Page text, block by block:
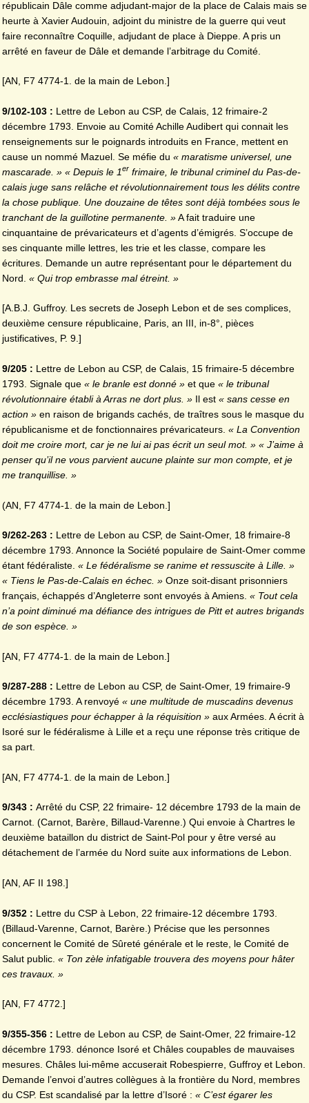
républicain Dâle comme adjudant-major de la place de Calais mais se
heurte à Xavier Audouin, adjoint du ministre de la guerre qui veut
faire reconnaître Coquille, adjudant de place à Dieppe. A pris un
arrêté en faveur de Dâle et demande l’arbitrage du Comité.
[AN, F7 4774-1. de la main de Lebon.]
9/102-103 : Lettre de Lebon au CSP, de Calais, 12 frimaire-2
décembre 1793. Envoie au Comité Achille Audibert qui connait les
renseignements sur le poignards introduits en France, mettent en
cause un nommé Mazuel. Se méfie du « maratisme universel, une
mascarade. » « Depuis le 1er frimaire, le tribunal criminel du Pas-de-
calais juge sans relâche et révolutionnairement tous les délits contre
la chose publique. Une douzaine de têtes sont déjà tombées sous le
tranchant de la guillotine permanente. »A fait traduire une
cinquantaine de prévaricateurs et d’agents d’émigrés. S’occupe de
ses cinquante mille lettres, les trie et les classe, compare les
écritures. Demande un autre représentant pour le département du
Nord. « Qui trop embrasse mal étreint. »
[A.B.J. Guffroy. Les secrets de Joseph Lebon et de ses complices,
deuxième censure républicaine, Paris, an III, in-8°, pièces
justificatives, P. 9.]
9/205 : Lettre de Lebon au CSP, de Calais, 15 frimaire-5 décembre
1793. Signale que « le branle est donné » et que « le tribunal
révolutionnaire établi à Arras ne dort plus. » Il est « sans cesse en
action » en raison de brigands cachés, de traîtres sous le masque du
républicanisme et de fonctionnaires prévaricateurs. « La Convention
doit me croire mort, car je ne lui ai pas écrit un seul mot. » « J’aime à
penser qu’il ne vous parvient aucune plainte sur mon compte, et je
me tranquillise. »
(AN, F7 4774-1. de la main de Lebon.]
9/262-263 : Lettre de Lebon au CSP, de Saint-Omer, 18 frimaire-8
décembre 1793. Annonce la Société populaire de Saint-Omer comme
étant fédéraliste. « Le fédéralisme se ranime et ressuscite à Lille. »
« Tiens le Pas-de-Calais en échec. » Onze soit-disant prisonniers
français, échappés d’Angleterre sont envoyés à Amiens. « Tout cela
n’a point diminué ma défiance des intrigues de Pitt et autres brigands
de son espèce. »
[AN, F7 4774-1. de la main de Lebon.]
9/287-288 : Lettre de Lebon au CSP, de Saint-Omer, 19 frimaire-9
décembre 1793. A renvoyé « une multitude de muscadins devenus
ecclésiastiques pour échapper à la réquisition » aux Armées. A écrit à
Isoré sur le fédéralisme à Lille et a reçu une réponse très critique de
sa part.
[AN, F7 4774-1. de la main de Lebon.]
9/343 : Arrêté du CSP, 22 frimaire- 12 décembre 1793 de la main de
Carnot. (Carnot, Barère, Billaud-Varenne.) Qui envoie à Chartres le
deuxième bataillon du district de Saint-Pol pour y être versé au
détachement de l’armée du Nord suite aux informations de Lebon.
[AN, AF II 198.]
9/352 : Lettre du CSP à Lebon, 22 frimaire-12 décembre 1793.
(Billaud-Varenne, Carnot, Barère.) Précise que les personnes
concernent le Comité de Sûreté générale et le reste, le Comité de
Salut public. « Ton zèle infatigable trouvera des moyens pour hâter
ces travaux. »
[AN, F7 4772.]
9/355-356 : Lettre de Lebon au CSP, de Saint-Omer, 22 frimaire-12
décembre 1793. dénonce Isoré et Châles coupables de mauvaises
mesures. Châles lui-même accuserait Robespierre, Guffroy et Lebon.
Demande l’envoi d’autres collègues à la frontière du Nord, membres
du CSP. Est scandalisé par la lettre d’Isoré : « C’est égarer les